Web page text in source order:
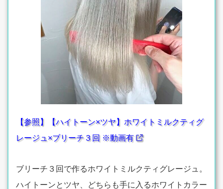
【参照】【ハイトーン×ツヤ】ホワイトミルクティグ
レージュ×ブリーチ３回 ※動画有
ブリーチ３回で作るホワイトミルクティグレージュ。
ハイトーンとツヤ、どちらも手に入るホワイトカラー